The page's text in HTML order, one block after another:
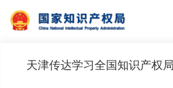
天津传达学习全国知识产权